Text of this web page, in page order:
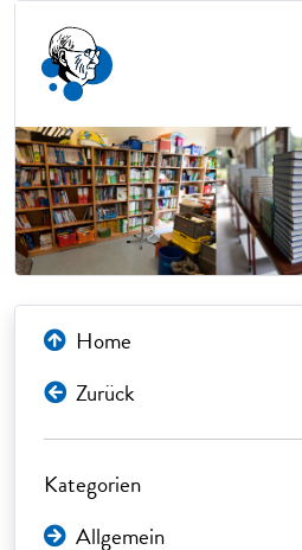
Home
Zurück
Kategorien
Allgemein